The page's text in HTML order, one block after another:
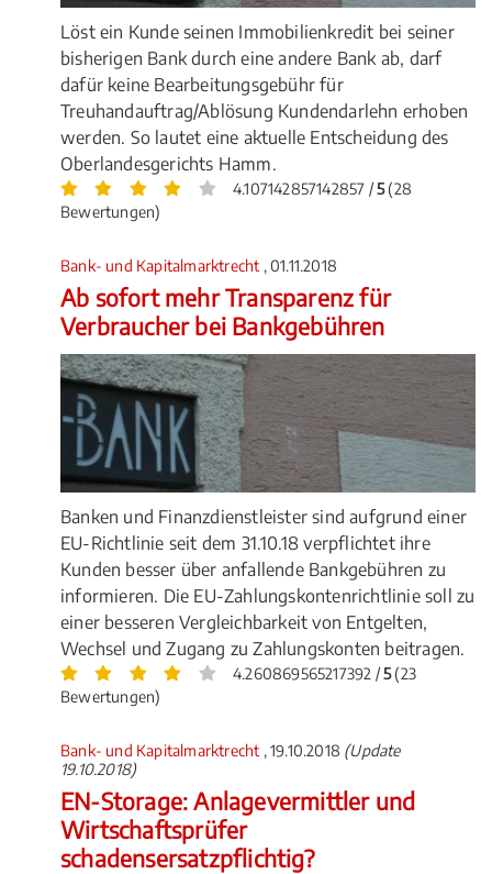
Löst ein Kunde seinen Immobilienkredit bei seiner
bisherigen Bank durch eine andere Bank ab, darf
dafür keine Bearbeitungsgebühr für
Treuhandauftrag/Ablösung Kundendarlehn erhoben
werden. So lautet eine aktuelle Entscheidung des
Oberlandesgerichts Hamm.
4.107142857142857 /5(28
Bewertungen)
Bank- und Kapitalmarktrecht , 01.11.2018
Ab sofort mehr Transparenz für
Verbraucher bei Bankgebühren
Banken und Finanzdienstleister sind aufgrund einer
EU-Richtlinie seit dem 31.10.18 verpflichtet ihre
Kunden besser über anfallende Bankgebühren zu
informieren. Die EU-Zahlungskontenrichtlinie soll zu
einer besseren Vergleichbarkeit von Entgelten,
Wechsel und Zugang zu Zahlungskonten beitragen.
4.260869565217392 /5(23
Bewertungen)
Bank- und Kapitalmarktrecht , 19.10.2018 (Update
19.10.2018)
EN-Storage: Anlagevermittler und
Wirtschaftsprüfer
schadensersatzpflichtig?